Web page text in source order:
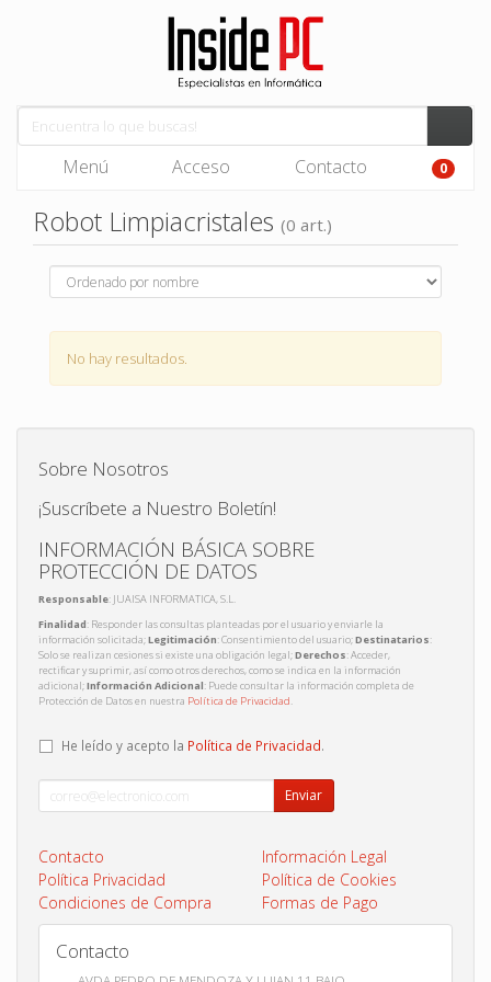
Menú Acceso Contacto 0
Robot Limpiacristales (0 art.)
No hay resultados.
Sobre Nosotros
¡Suscríbete a Nuestro Boletín!
INFORMACIÓN BÁSICA SOBRE
PROTECCIÓN DE DATOS
Responsable: JUAISA INFORMATICA, S.L.
Finalidad: Responder las consultas planteadas por el usuario y enviarle la
información solicitada;Legitimación: Consentimiento del usuario;Destinatarios:
Solo se realizan cesiones si existe una obligación legal;Derechos: Acceder,
rectificar y suprimir, así como otros derechos, como se indica en la información
adicional;Información Adicional: Puede consultar la información completa de
Protección de Datos en nuestra Política de Privacidad.
He leído y acepto la Política de Privacidad.
Enviar
Contacto
Información Legal
Política Privacidad
Política de Cookies
Condiciones de Compra
Formas de Pago
Contacto